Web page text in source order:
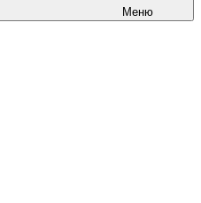
Меню